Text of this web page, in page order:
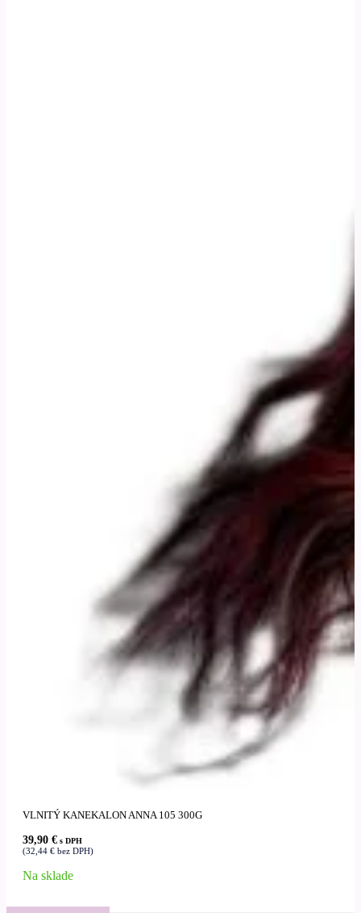
VLNITÝ KANEKALON ANNA 105 300G
39,90 € s DPH
(32,44 € bez DPH)
Na sklade